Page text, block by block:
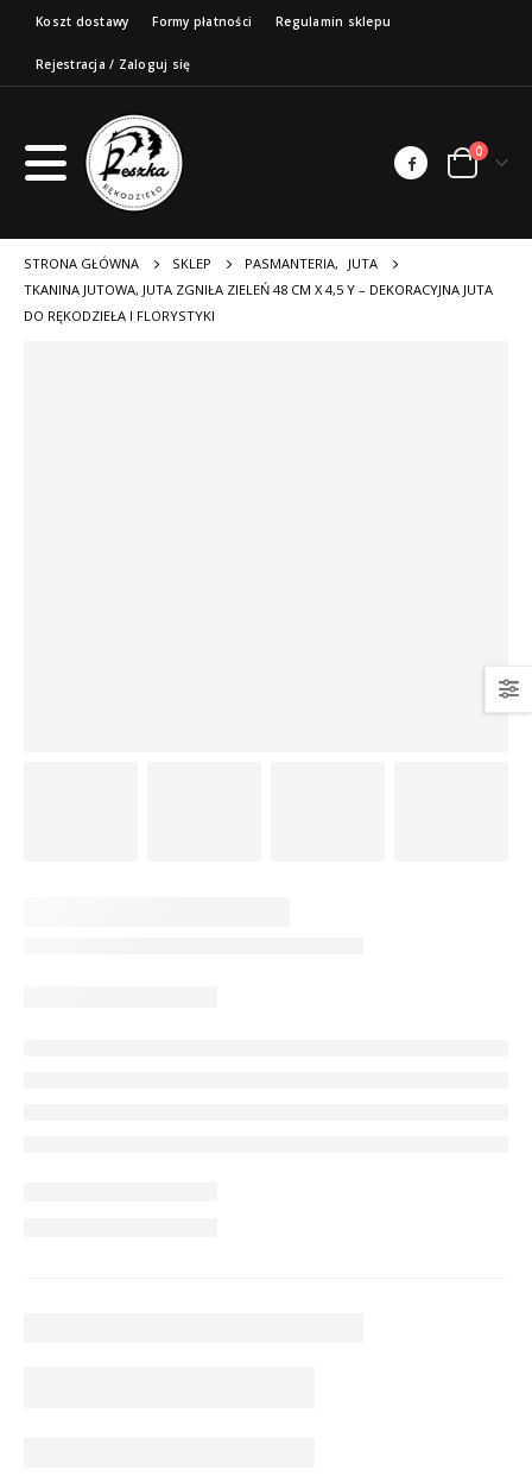
Koszt dostawy Formy płatności Regulamin sklepu
Rejestracja / Zaloguj się
0
STRONA GŁÓWNA SKLEP PASMANTERIA,
JUTA
TKANINA JUTOWA, JUTA ZGNIŁA ZIELEŃ 48 CM X 4,5 Y – DEKORACYJNA JUTA
DO RĘKODZIEŁA I FLORYSTYKI